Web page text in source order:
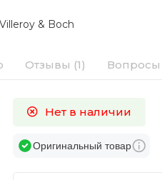
& Boch
Отзывы (1) Вопросы
Нет в наличии
Оригинальный товар